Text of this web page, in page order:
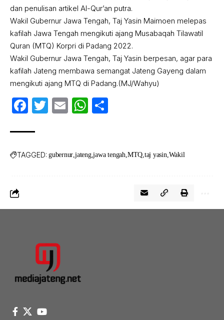
dan penulisan artikel Al-Qur’an putra.
Wakil Gubernur Jawa Tengah, Taj Yasin Maimoen melepas
kafilah Jawa Tengah mengikuti ajang Musabaqah Tilawatil
Quran (MTQ) Korpri di Padang 2022.
Wakil Gubernur Jawa Tengah, Taj Yasin berpesan, agar para
kafilah Jateng membawa semangat Jateng Gayeng dalam
mengikuti ajang MTQ di Padang.(MJ/Wahyu)
Facebook
Twitter
EmailWhatsApp
TAGGED: gubernur jateng jawa tengah MTQ taj yasin Wakil